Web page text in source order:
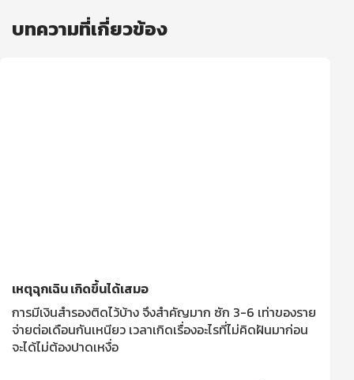
บทความที่เกี่ยวข้อง
เหตุฉุกเฉิน เกิดขึ้นได้เสมอ
การมีเงินสำรองติดไว้บ้าง จึงสำคัญมาก ซัก 3-6 เท่าของราย
จ่ายต่อเดือนกันเหนียว เวลาเกิดเรื่องอะไรที่ไม่คิดฝันมาก่อน
จะได้ไม่ต้องปาดเหงื่อ